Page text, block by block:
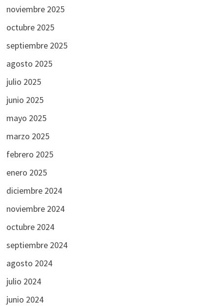
noviembre 2025
octubre 2025
septiembre 2025
agosto 2025
julio 2025
junio 2025
mayo 2025
marzo 2025
febrero 2025
enero 2025
diciembre 2024
noviembre 2024
octubre 2024
septiembre 2024
agosto 2024
julio 2024
junio 2024